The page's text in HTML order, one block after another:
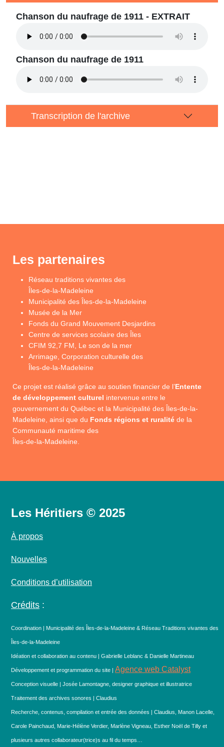
Chanson du naufrage de 1911 - EXTRAIT
Chanson du naufrage de 1911
Transcription de l'archive
Les partenaires
Réseau traditions vivantes des
Îles-de-la-Madeleine
Municipalité des Îles-de-la-Madeleine
Musée de la Mer
Fonds du Grand Mouvement Desjardins
Centre de services scolaire des Îles
CFIM 92,7 FM, Le son de la mer
Arrimage, Corporation culturelle des
Îles-de-la-Madeleine
Ce projet est réalisé grâce au soutien financier de l’Entente
de développement culturel intervenue entre le
gouvernement du Québec et la Municipalité des Îles-de-la-
Madeleine, ainsi que du Fonds régions et ruralité de la
Communauté maritime des
Îles-de-la-Madeleine.
Les Héritiers © 2025
À propos
Nouvelles
Conditions d’utilisation
Crédits :
Coordination | Municipalité des Îles-de-la-Madeleine & Réseau Traditions vivantes des
Îles-de-la-Madeleine
Idéation et collaboration au contenu | Gabrielle Leblanc & Danielle Martineau
Développement et programmation du site | Agence web Catalyst
Conception visuelle | Josée Lamontagne, designer graphique et illustratrice
Traitement des archives sonores | Claudius
Recherche, contenus, compilation et entrée des données | Claudius, Manon Lacelle,
Carole Painchaud, Marie-Hélène Verdier, Marlène Vigneau, Esther Noël de Tilly et
plusieurs autres collaborateur(trice)s au fil du temps…